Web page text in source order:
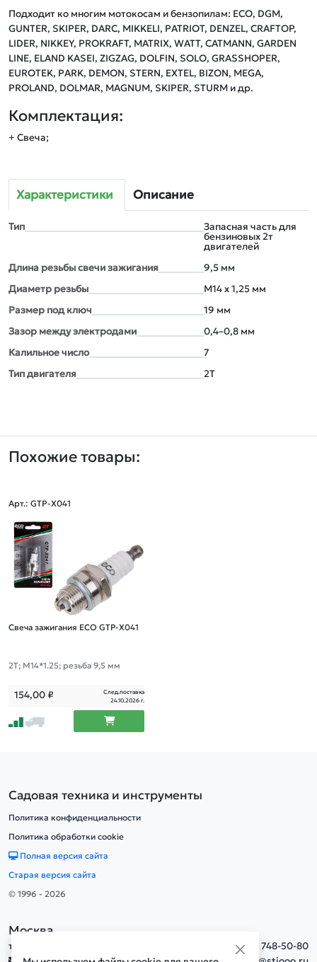
Подходит ко многим мотокосам и бензопилам: ECO, DGM,
GUNTER, SKIPER, DARC, MIKKELI, PATRIOT, DENZEL, CRAFTOP,
LIDER, NIKKEY, PROKRAFT, MATRIX, WATT, CATMANN, GARDEN
LINE, ELAND KASEI, ZIGZAG, DOLFIN, SOLO, GRASSHOPER,
EUROTEK, PARK, DEMON, STERN, EXTEL, BIZON, MEGA,
PROLAND, DOLMAR, MAGNUM, SKIPER, STURM и др.
Комплектация:
+ Свеча;
Характеристики Описание
Тип
Запасная часть для
бензиновых 2т
двигателей
Длина резьбы свечи зажигания
9,5 мм
Диаметр резьбы
М14 x 1,25 мм
Размер под ключ
19 мм
Зазор между электродами
0,4–0,8 мм
Калильное число
7
Тип двигателя
2Т
Похожие товары:
Арт.: GTP-X041
Свеча зажигания ECO GTP-X041
2Т; М14*1.25; резьба 9,5 мм
154,00₽
След.поставка
24.10.2026 г.
Садовая техника и инструменты
Политика конфиденциальности
Политика обработки cookie
Полная версия сайта
Старая версия сайта
© 1996 - 2026
Москва
тел.
+7(495) 748-50-80